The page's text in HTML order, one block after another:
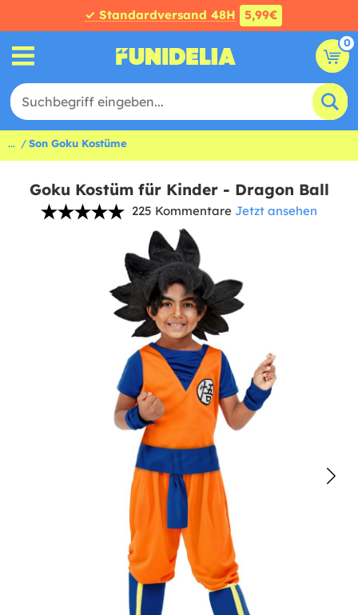
✓ Standardversand 48H 5,99€
0
... Son Goku Kostüme
Goku Kostüm für Kinder - Dragon Ball
225 Kommentare Jetzt ansehen